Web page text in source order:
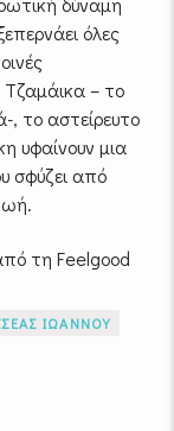
όλες
Τζαμάικα – το
, το αστείρευτο
υφαίνουν μια
σφύζει από
τη Feelgood
ΙΩΑΝΝΟΥ